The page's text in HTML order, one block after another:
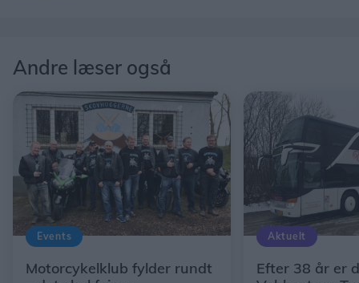
Andre læser også
Events
Motorcykelklub fylder rundt
Aktuelt
Efter 38 år er